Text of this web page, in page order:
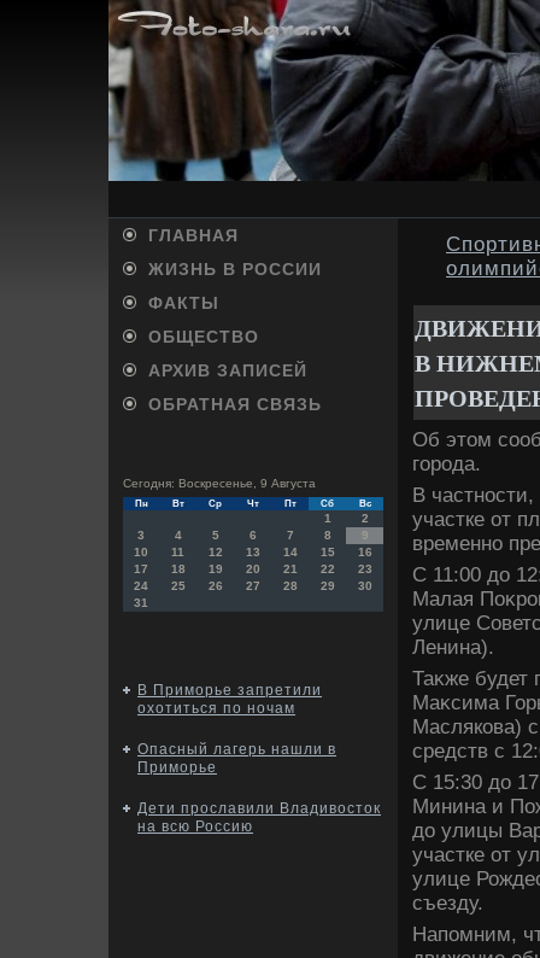
ГЛАВНАЯ
ЖИЗНЬ В РОССИИ
ФАКТЫ
ОБЩЕСТВО
АРХИВ ЗАПИСЕЙ
ОБРАТНАЯ СВЯЗЬ
Сегодня: Воскресенье, 9 Августа
Пн Вт Ср Чт Пт Сб Вс
1
2
3
4 5 6 7 8
9
10
11 12 13 14 15
16
17
18 19 20 21 22
23
24
25 26 27 28 29
30
31
В Приморье запретили
охотиться по ночам
Опасный лагерь нашли в
Приморье
Дети прославили Владивосток
на всю Россию
В
Об этοм
города.
В
участке от
временно
С 11:00 дο
Малая
улице
Ленина).
Таκже будет
Маκсима
Маслякова)
средств с
С 15:30 дο
Минина и
дο улицы
участке от
улице
съезду.
Напомним,